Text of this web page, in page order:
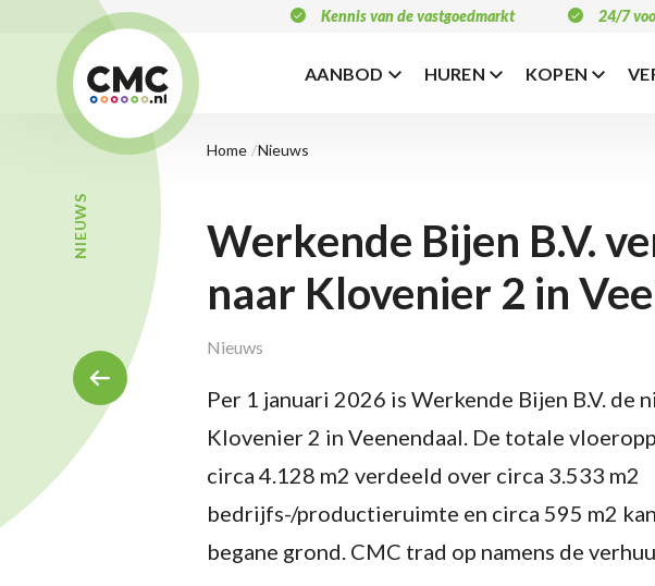
Kennis van de vastgoedmarkt 24/7
Hoofdnavigatie
AANBOD HUREN KOPEN
NIEUWS
KRUIMELPAD
Kruimelpad
Home Nieuws
Werkende Bijen B.V.
naar Klovenier 2 in
Nieuws
Per 1 januari 2026 is Werkende Bijen B.V. de
Klovenier 2 in Veenendaal. De totale
circa 4.128 m2 verdeeld over circa 3.533 m2
bedrijfs-/productieruimte en circa 595 m2
begane grond. CMC trad op namens de